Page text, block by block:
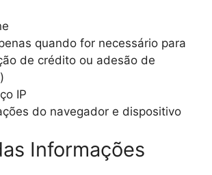
quando for necessário para
de crédito ou adesão de
IP
do navegador e dispositivo
Informações